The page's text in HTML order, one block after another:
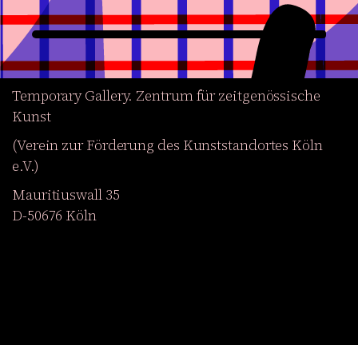
Temporary Gallery. Zentrum für zeitgenössische
Kunst
(Verein zur Förderung des Kunststandortes Köln
e.V.)
Mauritiuswall 35
D-50676 Köln